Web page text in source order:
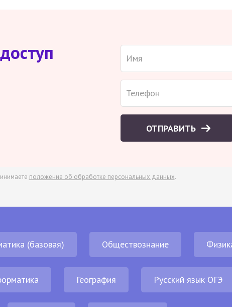
ОТПРАВИТЬ
положение об обработке персональных данных.
(базовая) Обществознание
География Русский язык ОГЭ